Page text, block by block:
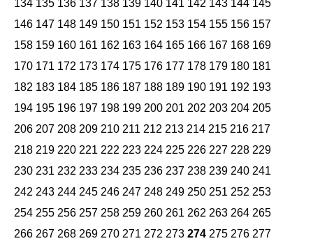
134 135 136 137 138 139 140 141 142 143 144 145
146 147 148 149 150 151 152 153 154 155 156 157
158 159 160 161 162 163 164 165 166 167 168 169
170 171 172 173 174 175 176 177 178 179 180 181
182 183 184 185 186 187 188 189 190 191 192 193
194 195 196 197 198 199 200 201 202 203 204 205
206 207 208 209 210 211 212 213 214 215 216 217
218 219 220 221 222 223 224 225 226 227 228 229
230 231 232 233 234 235 236 237 238 239 240 241
242 243 244 245 246 247 248 249 250 251 252 253
254 255 256 257 258 259 260 261 262 263 264 265
266 267 268 269 270 271 272 273 274 275 276 277